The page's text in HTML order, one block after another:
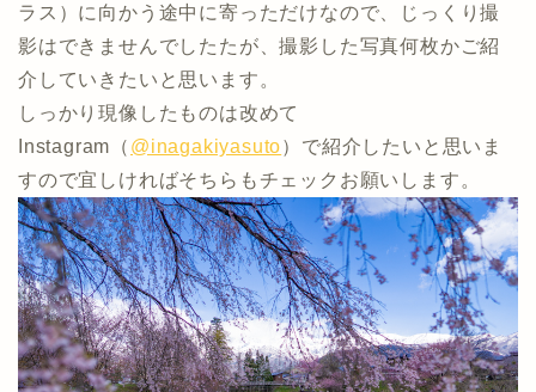
ラス）に向かう途中に寄っただけなので、じっくり撮
影はできませんでしたたが、撮影した写真何枚かご紹
介していきたいと思います。
しっかり現像したものは改めて
Instagram（ @inagakiyasuto）で紹介したいと思いま
すので宜しければそちらもチェックお願いします。